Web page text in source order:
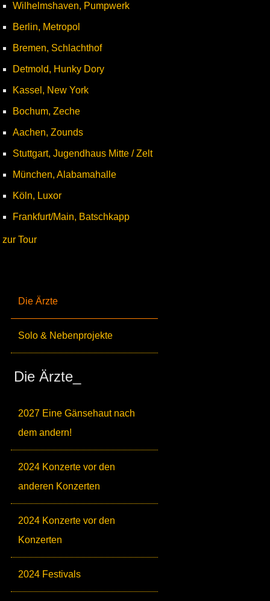
Die Ärzte
Solo & Nebenprojekte
Die Ärzte_
2027 Eine Gänsehaut nach
dem andern!
2024 Konzerte vor den
anderen Konzerten
2024 Konzerte vor den
Konzerten
2024 Festivals
Wilhelmshaven, Pumpwerk
Berlin, Metropol
Bremen, Schlachthof
Detmold, Hunky Dory
Kassel, New York
Bochum, Zeche
Aachen, Zounds
Stuttgart, Jugendhaus Mitte / Zelt
München, Alabamahalle
Köln, Luxor
Frankfurt/Main, Batschkapp
zur Tour